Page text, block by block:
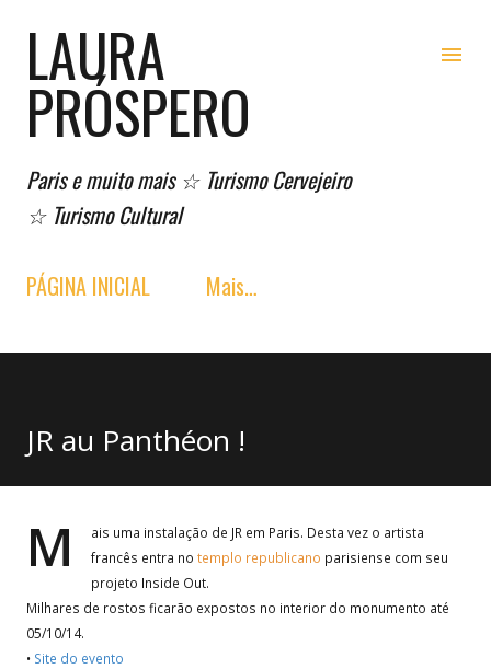
LAURA
PRÓSPERO
Paris e muito mais ☆ Turismo Cervejeiro
☆ Turismo Cultural
PÁGINA INICIAL Mais…
JR au Panthéon !
M
ais uma instalação de JR em Paris. Desta vez o artista
francês entra no templo republicano parisiense com seu
projeto Inside Out.
Milhares de rostos ficarão expostos no interior do monumento até
05/10/14.
• Site do evento